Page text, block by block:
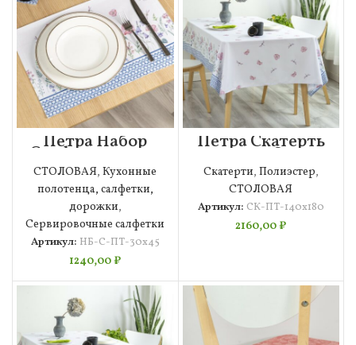
Петра Набор
Салфеток 30х45
СТОЛОВАЯ,Кухонные
полотенца, салфетки,
дорожки,
Сервировочные салфетки
Артикул: НБ-С-ПТ-30х45
1240,00₽
Петра Скатерть
140х180
Скатерти, Полиэстер,
СТОЛОВАЯ
Артикул: СК-ПТ-140х180
2160,00₽